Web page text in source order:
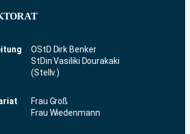
OStD Dirk Benker
StDin Vasiliki Dourakaki
(Stellv.)
Frau Groß
Frau Wiedenmann